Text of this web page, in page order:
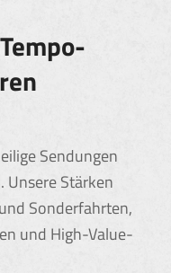
Sendungen
Unsere Stärken
Sonderfahrten,
und High-Value-